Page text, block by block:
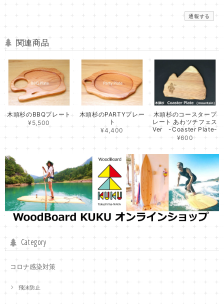
通報する
関連商品
木頭杉のBBQプレート
¥5,500
木頭杉のPARTYプレー
ト
¥4,400
木頭杉のコースタープ
レート あわツチフェス
Ver -Coaster Plate-
¥600
Category
コロナ感染対策
飛沫防止